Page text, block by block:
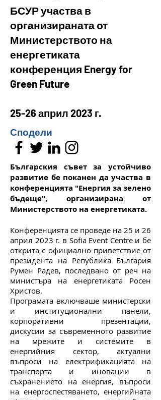
БСУР участва в
организираната от
Министерството на
енергетиката
конференция Energy for
Green Future
25-26 април 2023 г.
Сподели
Българския съвет за устойчиво
развитие бе поканен да участва в
конференцията "Енергия за зелено
бъдеще", организирана от
Министерството на енергетиката.
Конференцията се проведе на 25 и 26
април 2023 г. в Sofia Event Centre и бе
открита с официално приветствие от
президента на Република България
Румен Радев, последвано от реч на
министъра на енергетиката Росен
Христов.
Програмата включваше министерски
и институционални панели,
корпоративни презентации,
дискусии за съвременното развитие
на мрежите и системите в
енергийния сектор, актуални
въпроси на електрификацията на
транспорта и иновации в
съхранението на енергия, въпроси
на енергоспестяването, енергийната